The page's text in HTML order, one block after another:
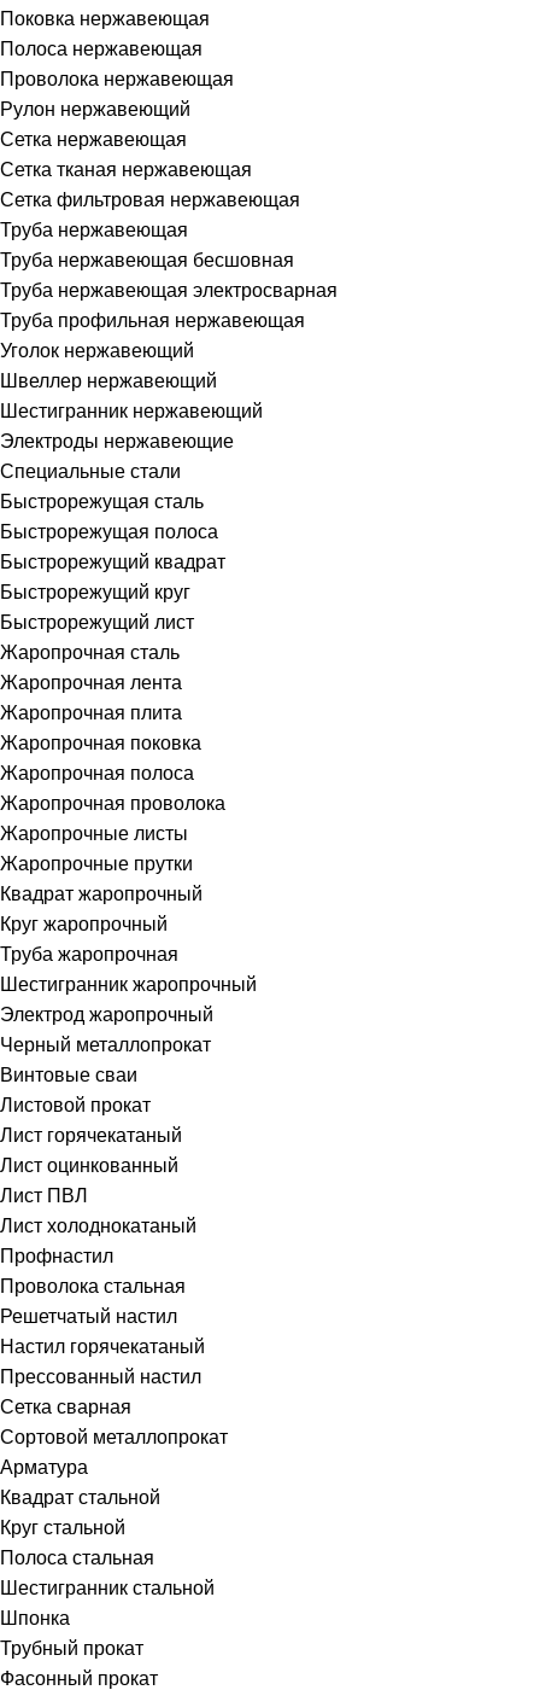
Поковка нержавеющая
Полоса нержавеющая
Проволока нержавеющая
Рулон нержавеющий
Сетка нержавеющая
Сетка тканая нержавеющая
Сетка фильтровая нержавеющая
Труба нержавеющая
Труба нержавеющая бесшовная
Труба нержавеющая электросварная
Труба профильная нержавеющая
Уголок нержавеющий
Швеллер нержавеющий
Шестигранник нержавеющий
Электроды нержавеющие
Специальные стали
Быстрорежущая сталь
Быстрорежущая полоса
Быстрорежущий квадрат
Быстрорежущий круг
Быстрорежущий лист
Жаропрочная сталь
Жаропрочная лента
Жаропрочная плита
Жаропрочная поковка
Жаропрочная полоса
Жаропрочная проволока
Жаропрочные листы
Жаропрочные прутки
Квадрат жаропрочный
Круг жаропрочный
Труба жаропрочная
Шестигранник жаропрочный
Электрод жаропрочный
Черный металлопрокат
Винтовые сваи
Листовой прокат
Лист горячекатаный
Лист оцинкованный
Лист ПВЛ
Лист холоднокатаный
Профнастил
Проволока стальная
Решетчатый настил
Настил горячекатаный
Прессованный настил
Сетка сварная
Сортовой металлопрокат
Арматура
Квадрат стальной
Круг стальной
Полоса стальная
Шестигранник стальной
Шпонка
Трубный прокат
Фасонный прокат